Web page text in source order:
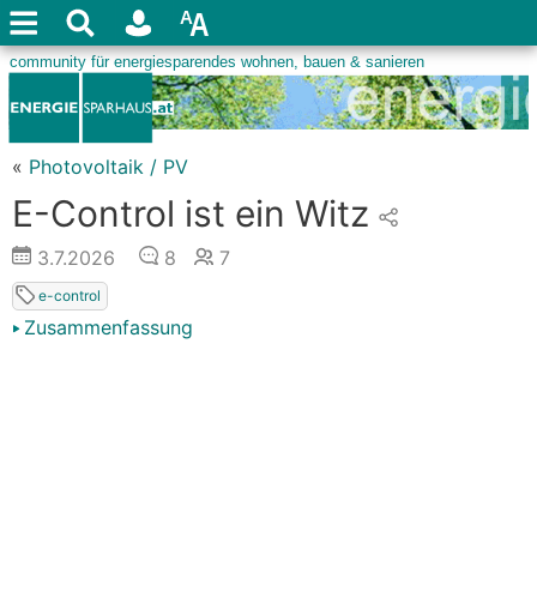
« Photovoltaik / PV
E-Control ist ein Witz
3.7.2026 8 7
e-control
Zusammenfassung